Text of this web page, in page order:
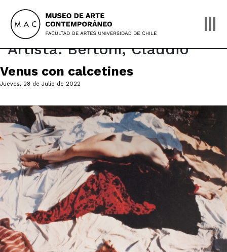
content
Artista:Bertoni, Claudio
Venus con calcetines
Jueves, 28 de Julio de 2022